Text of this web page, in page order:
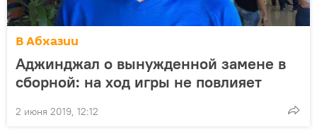
В Абхазии
Аджинджал о вынужденной замене в
сборной: на ход игры не повлияет
2 июня 2019, 12:12